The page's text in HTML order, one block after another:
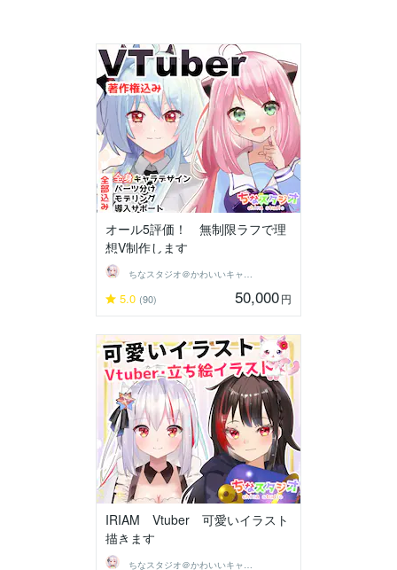
オール5評価！ 無制限ラフで理
想V制作します
ちなスタジオ＠かわいいキャラ制作
5.0 (90) 50,000円
IRIAM Vtuber 可愛いイラスト
描きます
ちなスタジオ＠かわいいキャラ制作